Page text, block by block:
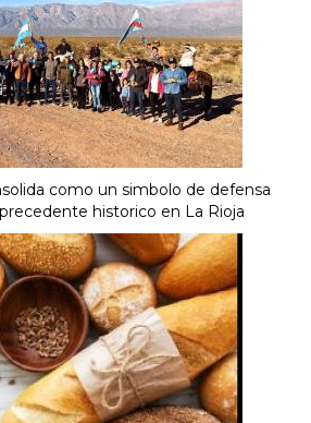
como un simbolo de defensa
historico en La Rioja